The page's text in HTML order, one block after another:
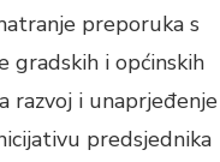
preporuka s
gradskih i općinskih
razvoj i unaprjeđenje
predsjednika